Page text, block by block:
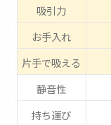
吸引力
お手入れ
片手で吸える
静音性
持ち運び